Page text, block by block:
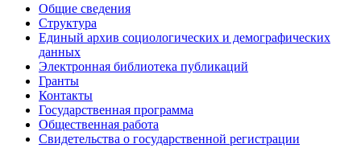
Общие сведения
Структура
Единый архив социологических и демографических
данных
Электронная библиотека публикаций
Гранты
Контакты
Государственная программа
Общественная работа
Свидетельства о государственной регистрации